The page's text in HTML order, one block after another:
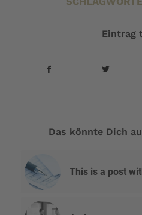
Eintrag
Das könnte Dich
This is a post